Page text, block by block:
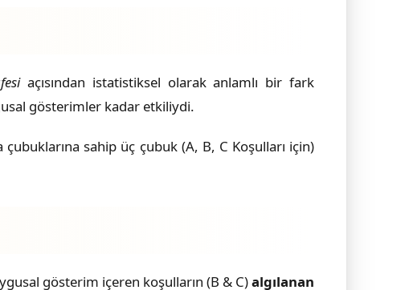
açısından istatistiksel olarak anlamlı bir fark
gösterimler kadar etkiliydi.
sahip üç çubuk (A, B, C Koşulları için)
gösterim içeren koşulların (B & C)algılanan